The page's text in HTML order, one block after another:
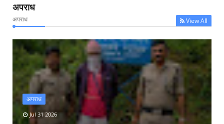
अपराध
अपराध View All
अपराध
Jul 31 2026